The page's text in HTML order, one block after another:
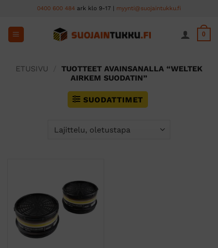
content
0400 600 484 ark klo 9-17 | myynti@suojaintukku.fi
0
ETUSIVU
TUOTTEET AVAINSANALLA “WELTEK
AIRKEM SUODATIN”
SUODATTIMET